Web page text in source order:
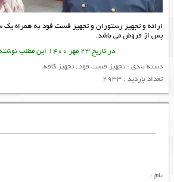
ارائه وتجهیز رستوران وتجهیز فست فودبه همراه یک
پس از فروش می باشد.
در تاریخ 23 مهر 1400 این مطلب نوشته شده است.
دسته بندی :تجهیز فست فود,تجهیز کافه
تعداد بازدید : 2933
نام :